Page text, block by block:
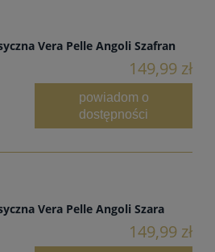
Vera Pelle Angoli Szafran
149,99 zł
powiadom o
dostępności
Vera Pelle Angoli Szara
149,99 zł